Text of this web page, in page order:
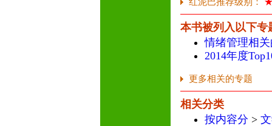
本书被列入以下专
情绪管理相
2014年度
更多相关的专题
相关分类
按内容分 >